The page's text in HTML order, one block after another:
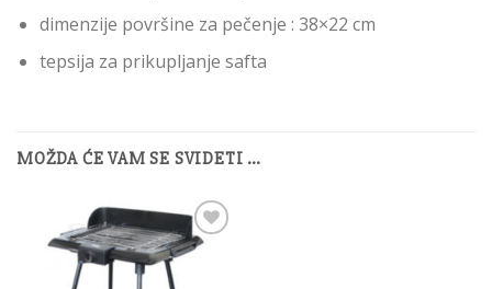
dimenzije površine za pečenje : 38×22 cm
tepsija za prikupljanje safta
MOŽDA ĆE VAM SE SVIDETI …